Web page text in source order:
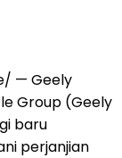
— Geely
Group (Geely
baru
perjanjian